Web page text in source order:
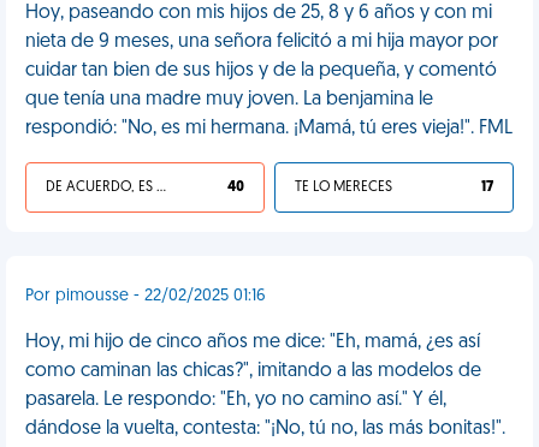
Hoy, paseando con mis hijos de 25, 8 y 6 años y con mi
nieta de 9 meses, una señora felicitó a mi hija mayor por
cuidar tan bien de sus hijos y de la pequeña, y comentó
que tenía una madre muy joven. La benjamina le
respondió: "No, es mi hermana. ¡Mamá, tú eres vieja!". FML
DE ACUERDO, ES UNA VIDA HP 40 TE LO MERECES 17
Por pimousse - 22/02/2025 01:16
Hoy, mi hijo de cinco años me dice: "Eh, mamá, ¿es así
como caminan las chicas?", imitando a las modelos de
pasarela. Le respondo: "Eh, yo no camino así." Y él,
dándose la vuelta, contesta: "¡No, tú no, las más bonitas!".